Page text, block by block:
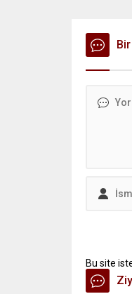
Bu site